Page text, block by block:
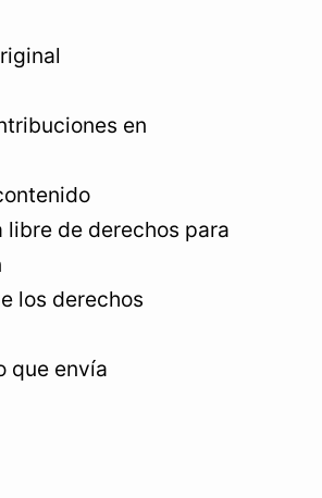
en
libre de derechos para
los derechos
que envía